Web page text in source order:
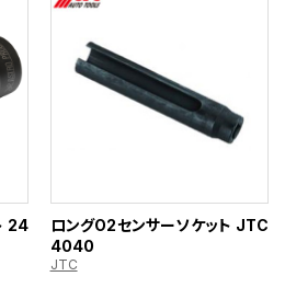
24
ロングO2センサーソケット JTC
4040
JTC